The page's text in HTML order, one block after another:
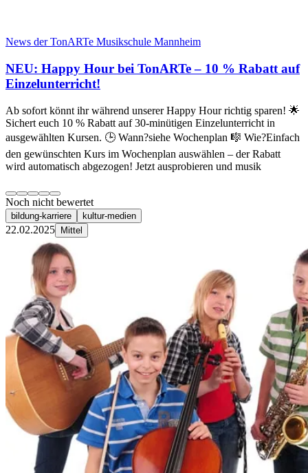
News der TonARTe Musikschule Mannheim
NEU: Happy Hour bei TonARTe – 10 % Rabatt auf
Einzelunterricht!
Ab sofort könnt ihr während unserer Happy Hour richtig sparen! 🌟
Sichert euch 10 % Rabatt auf 30-minütigen Einzelunterricht in
ausgewählten Kursen. 🕒 Wann?siehe Wochenplan 🎼 Wie?Einfach
den gewünschten Kurs im Wochenplan auswählen – der Rabatt
wird automatisch abgezogen! Jetzt ausprobieren und musik
Noch nicht bewertet
bildung-karriere kultur-medien
22.02.2025 Mittel